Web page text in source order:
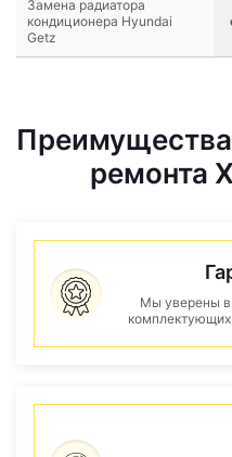
Замена радиатора
кондиционера Hyundai
Getz
ремонта
Мы уверены в